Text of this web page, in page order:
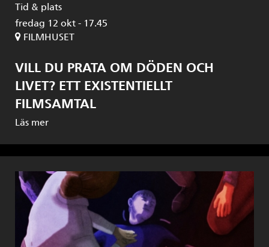
Tid & plats
fredag 12 okt - 17.45
FILMHUSET
VILL DU PRATA OM DÖDEN OCH
LIVET? ETT EXISTENTIELLT
FILMSAMTAL
Läs mer